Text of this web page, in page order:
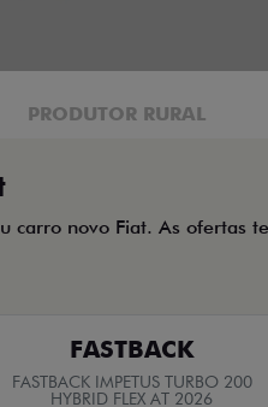
PRODUTOR RURAL
carro novo Fiat. As ofertas
FASTBACK
FASTBACK IMPETUS TURBO 200
HYBRID FLEX AT 2026